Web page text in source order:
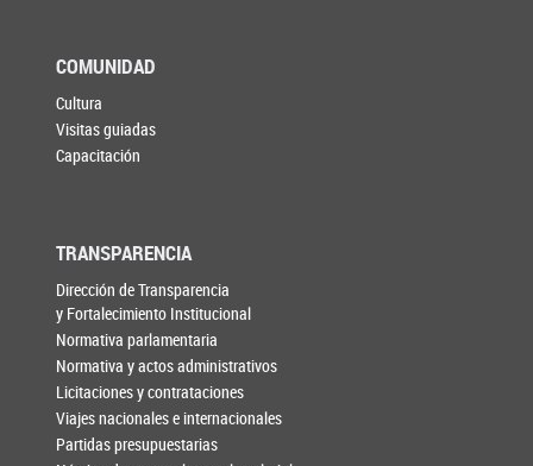
COMUNIDAD
Cultura
Visitas guiadas
Capacitación
TRANSPARENCIA
Dirección de Transparencia
y Fortalecimiento Institucional
Normativa parlamentaria
Normativa y actos administrativos
Licitaciones y contrataciones
Viajes nacionales e internacionales
Partidas presupuestarias